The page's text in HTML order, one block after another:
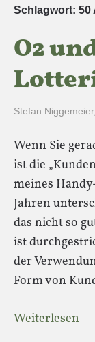
Schlagwort: 50
O2
Stefan Niggemeier,
Wenn Sie
ist die
meines
Jahren
das nicht so
ist
der
Form von
Weiterlesen